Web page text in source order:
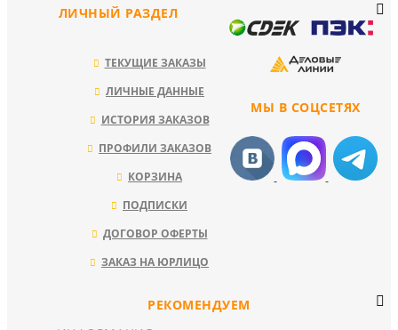
МЫ В СОЦСЕТЯХ
ЛИЧНЫЙ РАЗДЕЛ
ТЕКУЩИЕ ЗАКАЗЫ
ЛИЧНЫЕ ДАННЫЕ
ИСТОРИЯ ЗАКАЗОВ
ПРОФИЛИ ЗАКАЗОВ
КОРЗИНА
ПОДПИСКИ
ДОГОВОР ОФЕРТЫ
ЗАКАЗ НА ЮРЛИЦО
РЕКОМЕНДУЕМ